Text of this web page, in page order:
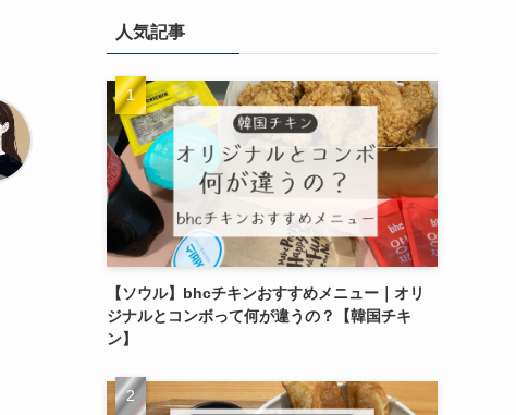
人気記事
【ソウル】bhcチキンおすすめメニュー｜オリ
ジナルとコンボって何が違うの？【韓国チキ
ン】